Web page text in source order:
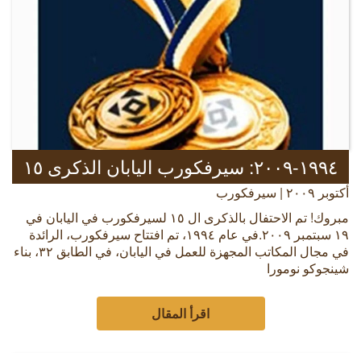
١٩٩٤-٢٠٠٩: سيرفكورب اليابان الذكرى ١٥
أكتوبر ٢٠٠٩ | سيرفكورب
مبروك! تم الاحتفال بالذكرى ال ١٥ لسيرفكورب في اليابان في
١٩ سبتمبر ٢٠٠٩.في عام ١٩٩٤، تم افتتاح سيرفكورب، الرائدة
في مجال المكاتب المجهزة للعمل في اليابان، في الطابق ٣٢، بناء
شينجوكو نومورا
اقرأ المقال